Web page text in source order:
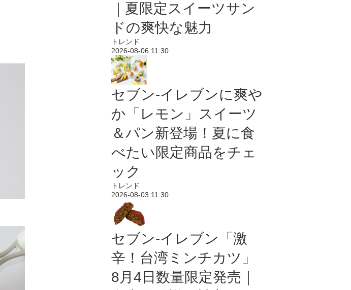
｜夏限定スイーツサン
ドの爽快な魅力
トレンド
2026-08-06 11:30
セブン‐イレブンに爽や
か「レモン」スイーツ
＆パン新登場！夏に食
べたい限定商品をチェ
ック
トレンド
2026-08-03 11:30
セブン-イレブン「激
辛！台湾ミンチカツ」
8月4日数量限定発売｜